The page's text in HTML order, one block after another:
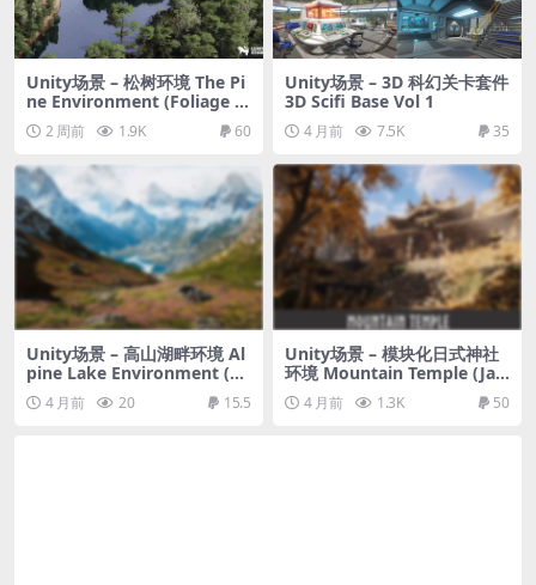
Unity场景 – 松树环境 The Pi
ne Environment (Foliage , I
sland , Nature , River )
2 周前 1.9K 60
Unity场景 – 3D 科幻关卡套件
3D Scifi Base Vol 1
4 月前 7.5K 35
Unity场景 – 高山湖畔环境 Al
pine Lake Environment (B
UILT-IN version)
4 月前 20 15.5
Unity场景 – 模块化日式神社
环境 Mountain Temple (Jap
anese Temple, Ancient Tem
ple, Temple Shrine, Feudal
4 月前 1.3K 50